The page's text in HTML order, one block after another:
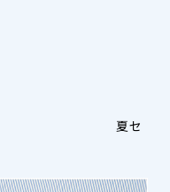
夏セ